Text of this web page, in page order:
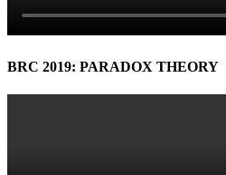
BRC 2019: PARADOX THEORY